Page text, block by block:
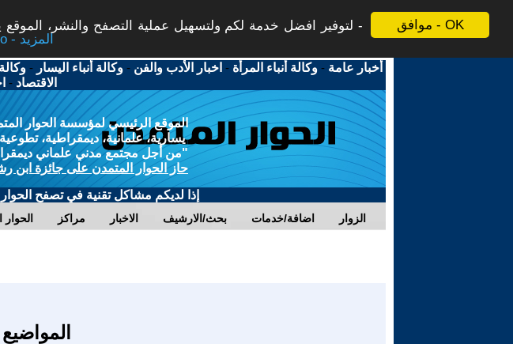
موافق - OK
لتوفير افضل خدمة لكم ولتسهيل عملية التصفح والنشر،
More info - المزيد
أخبار عامة -وكالة أنباء المرأة - اخبار الأدب والفن -وكالة أنباء اليسار -
الاقتصاد -
الموقع الرئيسي لمؤسسة الحوار
يسارية، علمانية، ديمقراطية،
"من أجل مجتمع مدني علماني
حاز الحوار المتمدن على جائزة ابن
إذا لديكم مشاكل تقنية في تصفح الحوار
مراكز الاخبار بحث/الارشيف اضافة/خدمات الزوار